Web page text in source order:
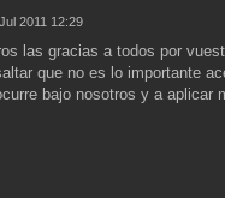
2011 12:29
las gracias a todos por
que no es lo importante
bajo nosotros y a aplicar